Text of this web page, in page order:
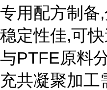
专用配方制备,
稳定性佳,可
与PTFE原料
充共凝聚加工